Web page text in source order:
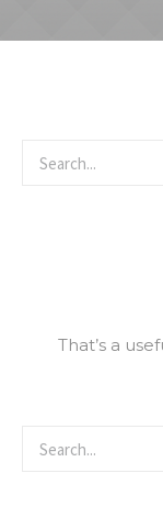
That’s a